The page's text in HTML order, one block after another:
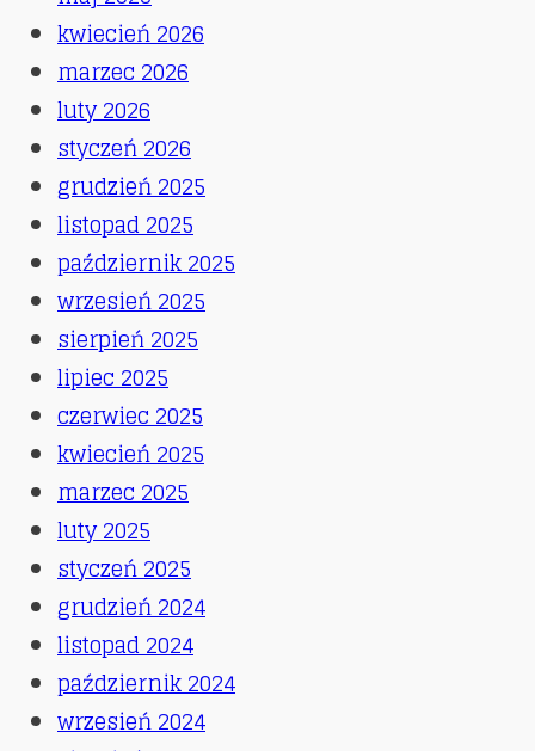
kwiecień 2026
marzec 2026
luty 2026
styczeń 2026
grudzień 2025
listopad 2025
październik 2025
wrzesień 2025
sierpień 2025
lipiec 2025
czerwiec 2025
kwiecień 2025
marzec 2025
luty 2025
styczeń 2025
grudzień 2024
listopad 2024
październik 2024
wrzesień 2024